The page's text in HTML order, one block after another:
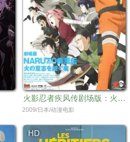
火影忍者疾风传剧场版：火之意志的继承者
2009/日本/动漫电影
HD